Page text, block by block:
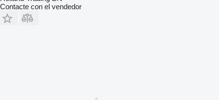
Contacte con el vendedor